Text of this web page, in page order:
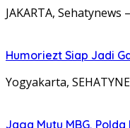
JAKARTA,
Humoriezt Siap Jadi
Yogyakarta,
Jaga Mutu MBG,